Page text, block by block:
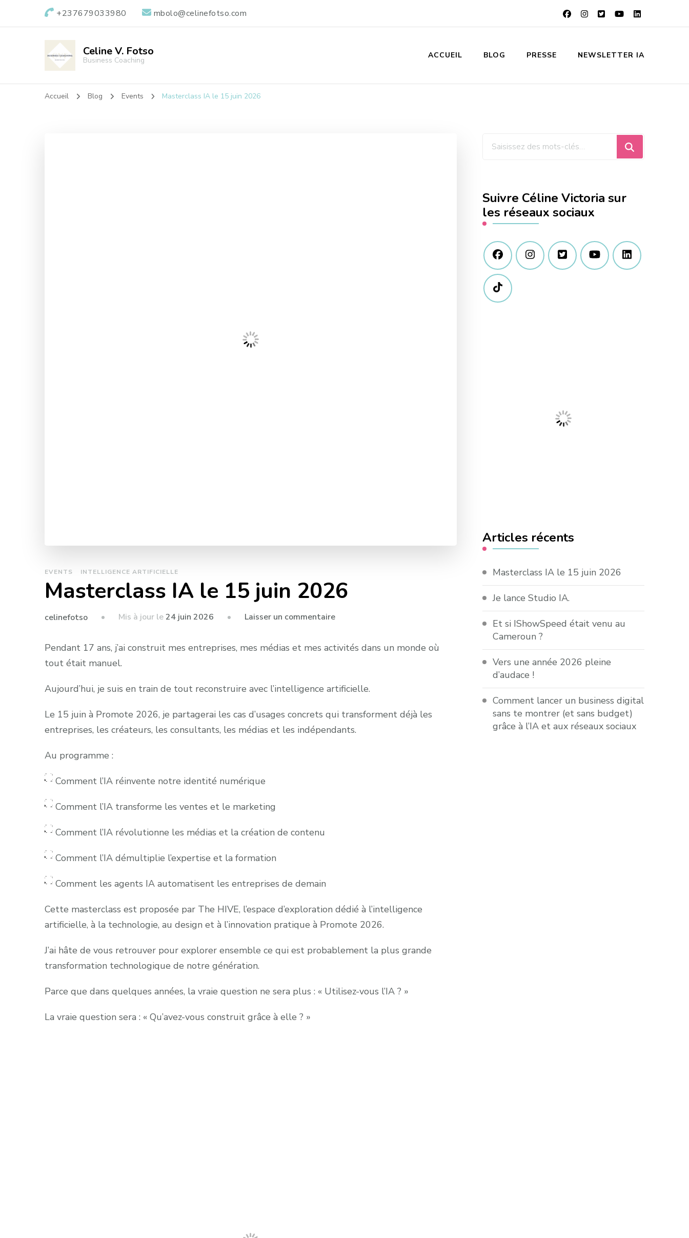
+237679033980 mbolo@celinefotso.com
Celine V. Fotso
Business Coaching
ACCUEIL BLOG PRESSE NEWSLETTER IA
Accueil Blog Events Masterclass IA le 15 juin 2026
EVENTS INTELLIGENCE ARTIFICIELLE
Masterclass IA le 15 juin 2026
celinefotso Mis à jour le24 juin 2026 Laisser un commentairesur
IA
juin
Pendant 17 ans, j’ai construit mes entreprises, mes médias et mes activités dans un monde où
tout était manuel.
Aujourd’hui, je suis en train de tout reconstruire avec l’intelligence artificielle.
Le 15 juin à Promote 2026, je partagerai les cas d’usages concrets qui transforment déjà les
entreprises, les créateurs, les consultants, les médias et les indépendants.
Au programme :
Comment l’IA réinvente notre identité numérique
Comment l’IA transforme les ventes et le marketing
Comment l’IA révolutionne les médias et la création de contenu
Comment l’IA démultiplie l’expertise et la formation
Comment les agents IA automatisent les entreprises de demain
Cette masterclass est proposée par The HIVE, l’espace d’exploration dédié à l’intelligence
artificielle, à la technologie, au design et à l’innovation pratique à Promote 2026.
J’ai hâte de vous retrouver pour explorer ensemble ce qui est probablement la plus grande
transformation technologique de notre génération.
Parce que dans quelques années, la vraie question ne sera plus : « Utilisez-vous l’IA ? »
La vraie question sera : « Qu’avez-vous construit grâce à elle ? »
Vous
?
Suivre Céline Victoria sur
les réseaux sociaux
Articles récents
Masterclass IA le 15 juin 2026
Je lance Studio IA.
Et si IShowSpeed était venu au
Cameroun ?
Vers une année 2026 pleine
d’audace !
Comment lancer un business digital
sans te montrer (et sans budget)
grâce à l’IA et aux réseaux sociaux